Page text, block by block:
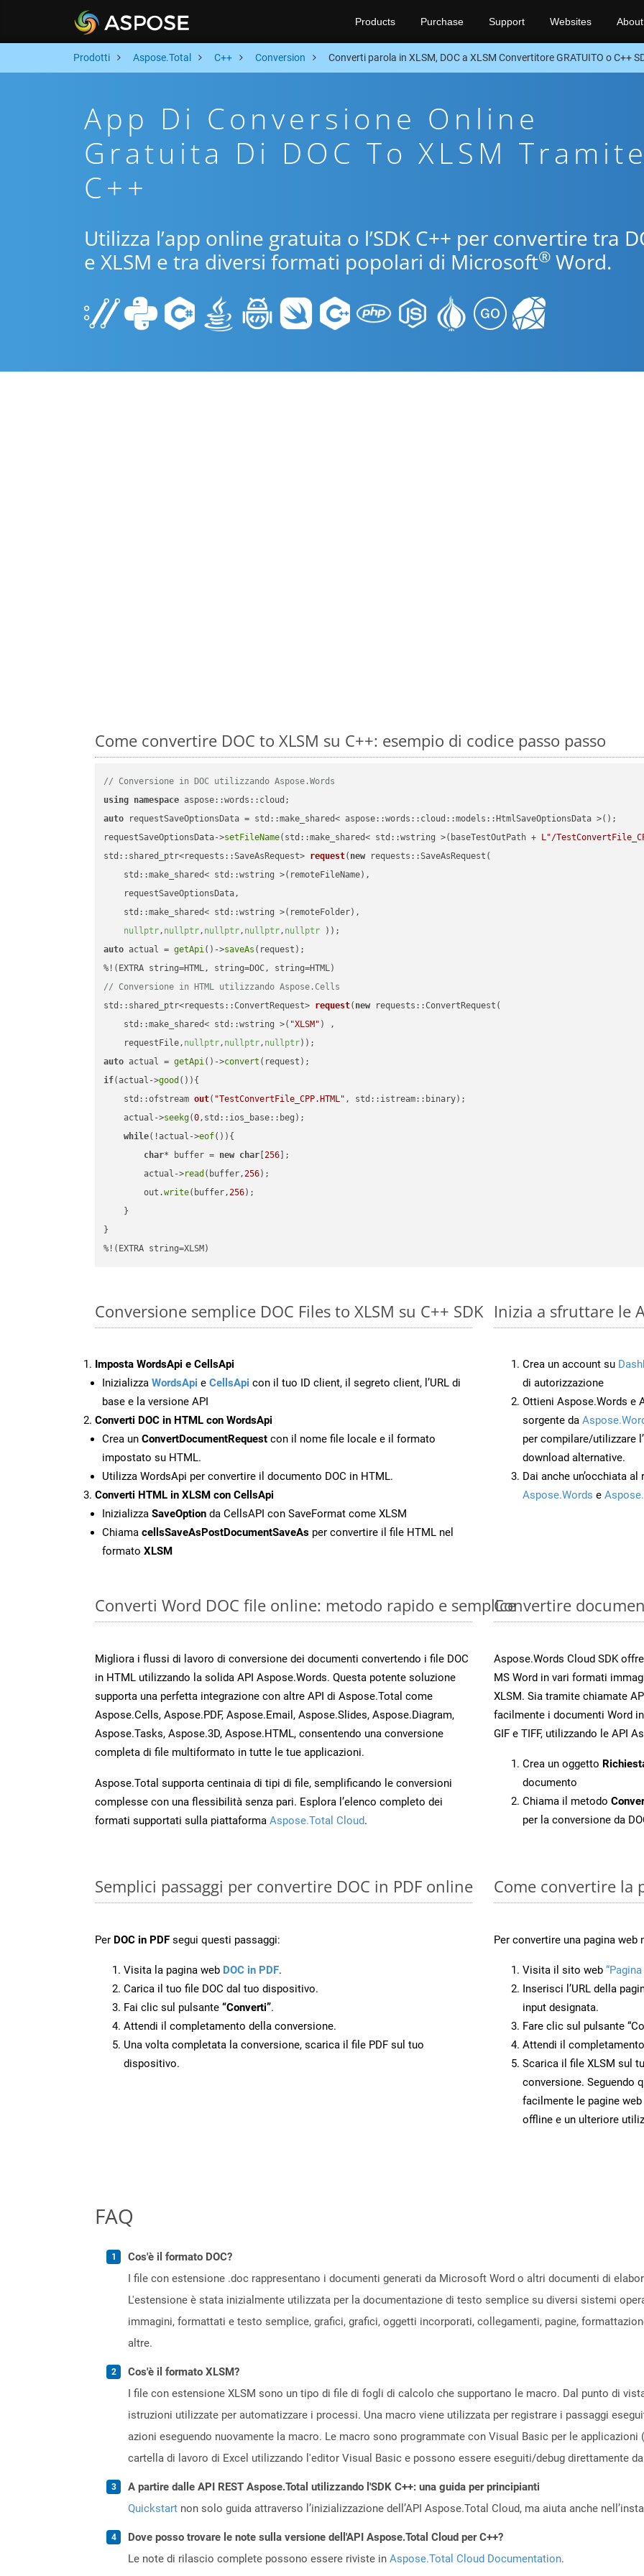
Products Purchase Support Websites About
Prodotti Aspose.Total C++ Conversion Converti parola in XLSM, DOC a XLSM Convertitore GRATUITO o C++
App Di Conversione Online
Gratuita Di DOC To XLSM Tramite
C++
Utilizza l’app online gratuita o l’SDK C++ per convertire tra
e XLSM e tra diversi formati popolari di Microsoft® Word.
Come convertire DOC to XLSM su C++: esempio di codice passo passo
// Conversione in DOC utilizzando Aspose.Words
using namespace
auto requestSaveOptionsData = std::make_shared< aspose::words::cloud::models::HtmlSaveOptionsData >();
requestSaveOptionsData->setFileName(std::make_shared< std::wstring >(baseTestOutPath + L"/
std::shared_ptr<requests::SaveAsRequest> request( new requests::SaveAsRequest(
    std::make_shared< std::wstring >(remoteFileName),
    requestSaveOptionsData,
    std::make_shared< std::wstring >(remoteFolder),
nullptr, nullptr, nullptr, nullptr, nullptr ))
auto actual = getApi()->saveAs (request);
// Conversione in HTML utilizzando Aspose.Cells
std::shared_ptr<requests::ConvertRequest> request( new requests::ConvertRequest(
    std::make_shared< std::wstring >(
"XLSM" ) ,
    requestFile,
nullptr, nullptr, nullptr))
auto actual = getApi()->convert
if(actual->good ()){
std::ofstream out( "TestConvertFile_CPP.HTML" , std::istream::binary) ;
    actual->
seekg(0,std::ios_base::beg);
while(!actual->eof()){
char* buffer = new char [256 ];
        actual->
read (buffer,256);
        out.
write(buffer,256);
    }
}
%!(EXTRA string=XLSM)
Conversione semplice DOC Files to XLSM su C++ SDK
Imposta WordsApi e CellsApi
Inizializza WordsApi e CellsApi con il tuo ID client, il segreto client, l’URL di
base e la versione API
Converti DOC in HTML con WordsApi
Crea un ConvertDocumentRequest con il nome file locale e il formato
impostato su HTML.
Utilizza WordsApi per convertire il documento DOC in HTML.
Converti HTML in XLSM con CellsApi
Inizializza SaveOption da CellsAPI con SaveFormat come XLSM
Chiama cellsSaveAsPostDocumentSaveAs per convertire il file HTML nel
formato XLSM
Inizia a sfruttare le
Crea un account su
di autorizzazione
Ottieni Aspose.Words e
sorgente da
per compilare/utilizzare
download alternative.
Dai anche un’occhiata
Aspose.Words e
Converti Word DOC file online: metodo rapido e semplice
Migliora i flussi di lavoro di conversione dei documenti convertendo i file DOC
in HTML utilizzando la solida API Aspose.Words. Questa potente soluzione
supporta una perfetta integrazione con altre API di Aspose.Total come
Aspose.Cells, Aspose.PDF, Aspose.Email, Aspose.Slides, Aspose.Diagram,
Aspose.Tasks, Aspose.3D, Aspose.HTML, consentendo una conversione
completa di file multiformato in tutte le tue applicazioni.
Aspose.Total supporta centinaia di tipi di file, semplificando le conversioni
complesse con una flessibilità senza pari. Esplora l’elenco completo dei
formati supportati sulla piattaforma Aspose.Total Cloud.
Convertire
Aspose.Words Cloud SDK
MS Word in vari formati
XLSM. Sia tramite chiamate
facilmente i documenti Word
GIF e TIFF, utilizzando le API
Crea un oggetto
documento
Chiama il metodo
per la conversione da
Semplici passaggi per convertire DOC in PDF online
Per DOC in PDF segui questi passaggi:
Visita la pagina web DOC in PDF.
Carica il tuo file DOC dal tuo dispositivo.
Fai clic sul pulsante “Converti”.
Attendi il completamento della conversione.
Una volta completata la conversione, scarica il file PDF sul tuo
dispositivo.
Come convertire la
Per convertire una pagina
Visita il sito web
Inserisci l’URL della
input designata.
Fare clic sul pulsante
Attendi il
Scarica il file XLSM sul
conversione. Seguendo
facilmente le pagine
offline e un ulteriore
FAQ
Cos'è il formato DOC?
I file con estensione .doc rappresentano i documenti generati da Microsoft Word o altri documenti di
L'estensione è stata inizialmente utilizzata per la documentazione di testo semplice su diversi sistemi
immagini, formattati e testo semplice, grafici, grafici, oggetti incorporati, collegamenti, pagine,
altre.
Cos'è il formato XLSM?
I file con estensione XLSM sono un tipo di file di fogli di calcolo che supportano le macro. Dal punto di
istruzioni utilizzate per automatizzare i processi. Una macro viene utilizzata per registrare i passaggi
azioni eseguendo nuovamente la macro. Le macro sono programmate con Visual Basic per le applicazioni
cartella di lavoro di Excel utilizzando l'editor Visual Basic e possono essere eseguiti/debug direttamente
A partire dalle API REST Aspose.Total utilizzando l'SDK C++: una guida per principianti
Quickstart non solo guida attraverso l’inizializzazione dell’API Aspose.Total Cloud, ma aiuta anche
Dove posso trovare le note sulla versione dell'API Aspose.Total Cloud per C++?
Le note di rilascio complete possono essere riviste in Aspose.Total Cloud Documentation.